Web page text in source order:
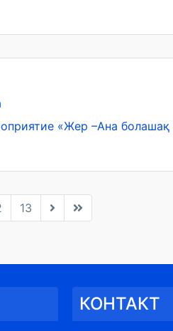
«Жер –Ана болашақ
13
КОНТАКТ